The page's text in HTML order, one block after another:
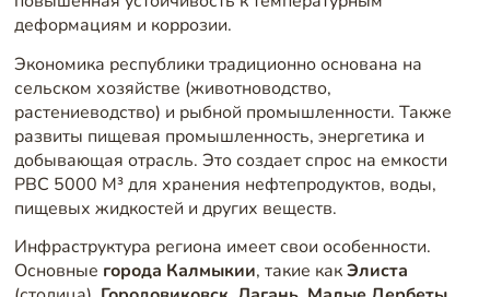
деформациям и коррозии.
Экономика республики традиционно основана на
сельском хозяйстве (животноводство,
растениеводство) и рыбной промышленности. Также
развиты пищевая промышленность, энергетика и
добывающая отрасль. Это создает спрос на емкости
РВС 5000 М³ для хранения нефтепродуктов, воды,
пищевых жидкостей и других веществ.
Инфраструктура региона имеет свои особенности.
Основные города Калмыкии, такие какЭлиста